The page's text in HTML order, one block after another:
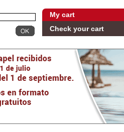
My cart
Check your cart